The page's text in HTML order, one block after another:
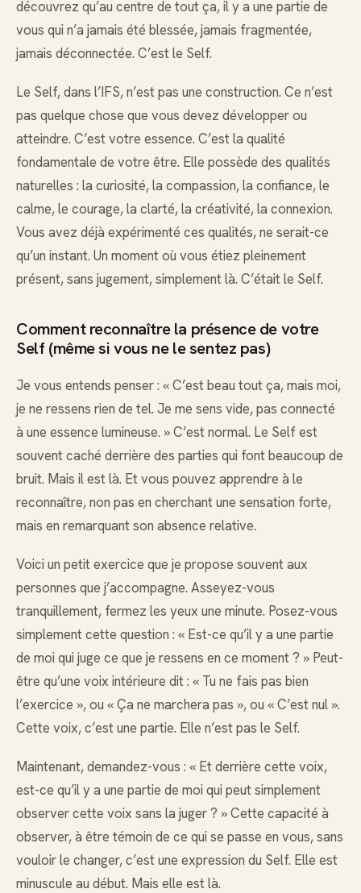
découvrez qu’au centre de tout ça, il y a une partie de
vous qui n’a jamais été blessée, jamais fragmentée,
jamais déconnectée. C’est le Self.
Le Self, dans l’IFS, n’est pas une construction. Ce n’est
pas quelque chose que vous devez développer ou
atteindre. C’est votre essence. C’est la qualité
fondamentale de votre être. Elle possède des qualités
naturelles : la curiosité, la compassion, la confiance, le
calme, le courage, la clarté, la créativité, la connexion.
Vous avez déjà expérimenté ces qualités, ne serait-ce
qu’un instant. Un moment où vous étiez pleinement
présent, sans jugement, simplement là. C’était le Self.
Comment reconnaître la présence de votre
Self (même si vous ne le sentez pas)
Je vous entends penser : « C’est beau tout ça, mais moi,
je ne ressens rien de tel. Je me sens vide, pas connecté
à une essence lumineuse. » C’est normal. Le Self est
souvent caché derrière des parties qui font beaucoup de
bruit. Mais il est là. Et vous pouvez apprendre à le
reconnaître, non pas en cherchant une sensation forte,
mais en remarquant son absence relative.
Voici un petit exercice que je propose souvent aux
personnes que j’accompagne. Asseyez-vous
tranquillement, fermez les yeux une minute. Posez-vous
simplement cette question : « Est-ce qu’il y a une partie
de moi qui juge ce que je ressens en ce moment ? » Peut-
être qu’une voix intérieure dit : « Tu ne fais pas bien
l’exercice », ou « Ça ne marchera pas », ou « C’est nul ».
Cette voix, c’est une partie. Elle n’est pas le Self.
Maintenant, demandez-vous : « Et derrière cette voix,
est-ce qu’il y a une partie de moi qui peut simplement
observer cette voix sans la juger ? » Cette capacité à
observer, à être témoin de ce qui se passe en vous, sans
vouloir le changer, c’est une expression du Self. Elle est
minuscule au début. Mais elle est là.